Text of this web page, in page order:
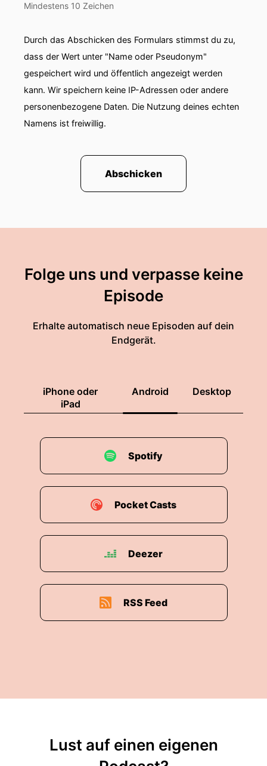
Mindestens 10 Zeichen
Durch das Abschicken des Formulars stimmst du zu,
dass der Wert unter "Name oder Pseudonym"
gespeichert wird und öffentlich angezeigt werden
kann. Wir speichern keine IP-Adressen oder andere
personenbezogene Daten. Die Nutzung deines echten
Namens ist freiwillig.
Abschicken
Folge uns und verpasse keine
Episode
Erhalte automatisch neue Episoden auf dein
Endgerät.
iPhone oder
iPad
Android Desktop
Spotify
Pocket Casts
Deezer
RSS Feed
Lust auf einen eigenen